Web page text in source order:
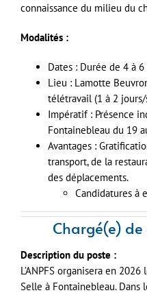
connaissance du milieu du
Modalités :
Dates : Durée de 4 à
Lieu : Lamotte
télétravail (1 à 2
Impératif : Présence
Fontainebleau du 19
Avantages :
transport, de la
des déplacements.
Candidatures à
Chargé(e)
Description du poste :
L’ANPFS organisera en
Selle à Fontainebleau.